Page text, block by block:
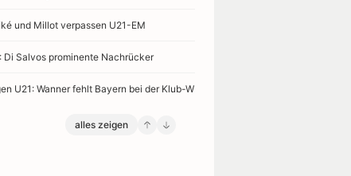
und Millot verpassen U21-EM
Di Salvos prominente Nachrücker
U21: Wanner fehlt Bayern bei der Klub-WM
alles zeigen